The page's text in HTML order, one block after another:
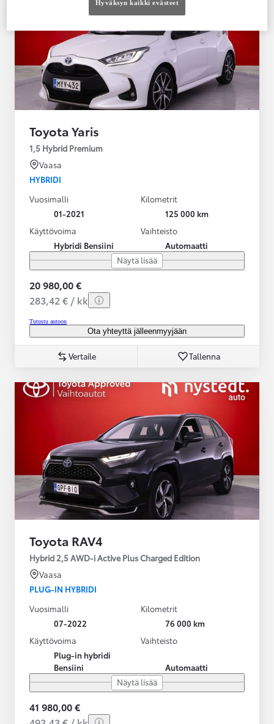
Toyota Yaris
1,5 Hybrid Premium
Vaasa
HYBRIDI
Vuosimalli
01-2021
Kilometrit
125 000 km
Käyttövoima
Hybridi Bensiini
Vaihteisto
Automaatti
Näytä lisää
20 980,00 €
283,42 € / kk
Tutustu autoon
Ota yhteyttä jälleenmyyjään
Vertaile Tallenna
Toyota RAV4
Hybrid 2,5 AWD-i Active Plus Charged Edition
Vaasa
PLUG-IN HYBRIDI
Vuosimalli
07-2022
Kilometrit
76 000 km
Käyttövoima
Plug-in hybridi
Bensiini
Vaihteisto
Automaatti
Näytä lisää
41 980,00 €
Hyväksyn kaikki evästeet